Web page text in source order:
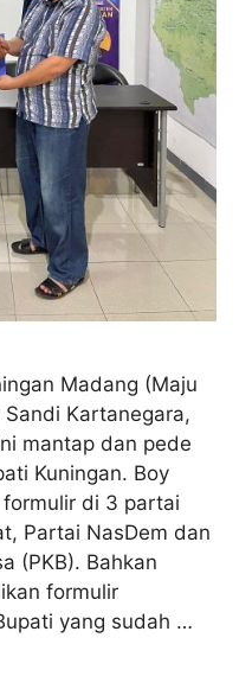
Madang (Maju
Kartanegara,
mantap dan pede
Kuningan. Boy
di 3 partai
Partai NasDem dan
(PKB). Bahkan
formulir
yang sudah …